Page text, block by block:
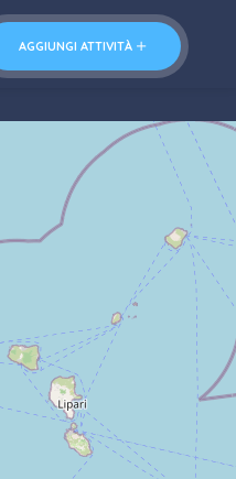
AGGIUNGI ATTIVITÀ